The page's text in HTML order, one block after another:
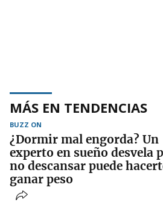
MÁS EN TENDENCIAS
BUZZ ON
¿Dormir mal engorda? Un
experto en sueño desvela
no descansar puede
ganar peso